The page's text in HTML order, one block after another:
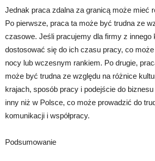
Jednak praca zdalna za granicą może mieć
Po pierwsze, praca ta może być trudna ze
czasowe. Jeśli pracujemy dla firmy z innego
dostosować się do ich czasu pracy, co
nocy lub wczesnym rankiem. Po drugie,
może być trudna ze względu na różnice
krajach, sposób pracy i podejście do biznesu
inny niż w Polsce, co może prowadzić do
komunikacji i współpracy.
Podsumowanie